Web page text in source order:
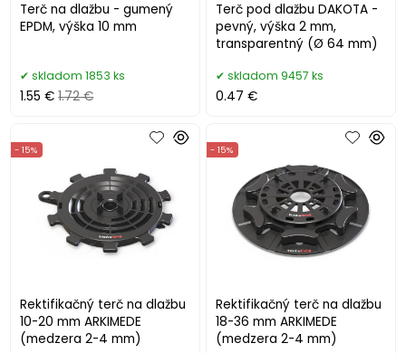
Terč na dlažbu - gumený
EPDM, výška 10 mm
skladom 1853 ks
1.55 € 1.72 €
Terč pod dlažbu DAKOTA -
pevný, výška 2 mm,
transparentný (Ø 64 mm)
skladom 9457 ks
0.47 €
Rektifikačný terč na dlažbu
10-20 mm ARKIMEDE
(medzera 2-4 mm)
- 15%
Rektifikačný terč na dlažbu
18-36 mm ARKIMEDE
(medzera 2-4 mm)
- 15%